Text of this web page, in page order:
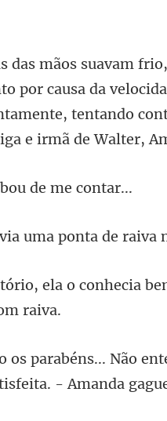
por causa da
uma ponta de raiva
ela o conhecia
Não